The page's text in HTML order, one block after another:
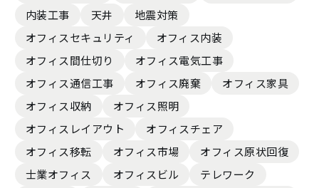
内装工事
天井
地震対策
オフィスセキュリティ
オフィス内装
オフィス間仕切り
オフィス電気工事
オフィス通信工事
オフィス廃棄
オフィス家具
オフィス収納
オフィス照明
オフィスレイアウト
オフィスチェア
オフィス移転
オフィス市場
オフィス原状回復
士業オフィス
オフィスビル
テレワーク